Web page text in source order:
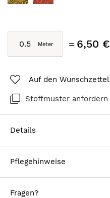
6,50 €
Auf den Wunschzettel
Stoffmuster anfordern
Details
Pflegehinweise
Fragen?